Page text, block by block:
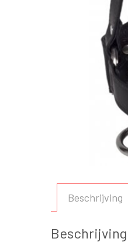
Beschrijving
Beschrijving